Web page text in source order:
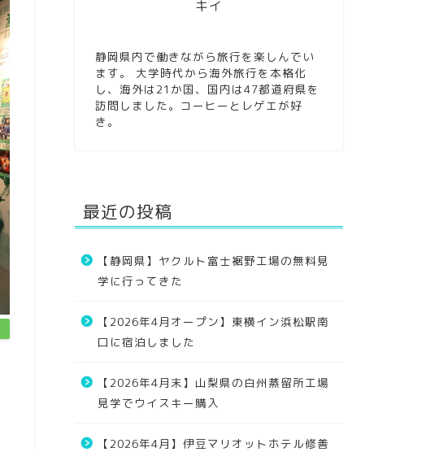
キイ
静岡県内で働きながら旅行を楽しんでい
ます。 大学時代から海外旅行を本格化
し、海外は21か国、国内は47都道府県を
訪問しました。コーヒーとレゲエが好
き。
最近の投稿
【静岡県】ヤクルト富士裾野工場の無料見
学に行ってきた
【2026年4月オープン】東横イン浜松駅南
口に宿泊しました
【2026年4月末】山梨県の白州蒸留所工場
見学でウイスキー購入
【2026年4月】伊豆マリオットホテル修善